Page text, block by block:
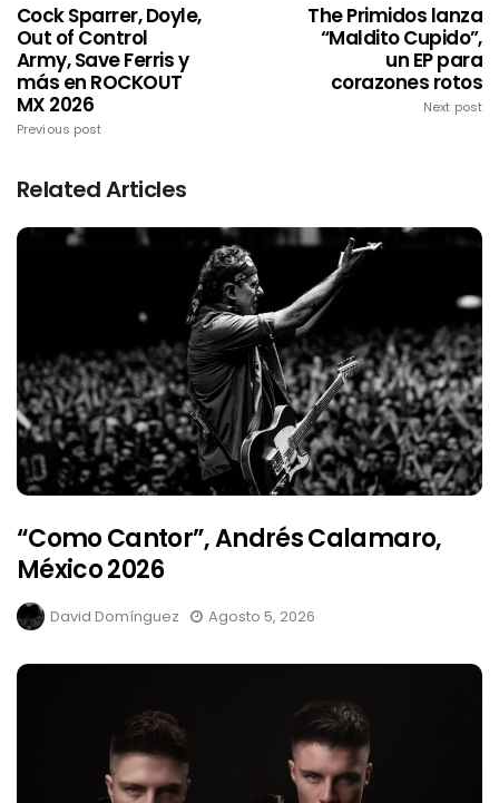
Cock Sparrer, Doyle,
Out of Control
Army, Save Ferris y
más en ROCKOUT
MX 2026
Previous post
The Primidos lanza
“Maldito Cupido”,
un EP para
corazones rotos
Next post
Related Articles
“Como Cantor”, Andrés Calamaro,
México 2026
David Domínguez Agosto 5, 2026